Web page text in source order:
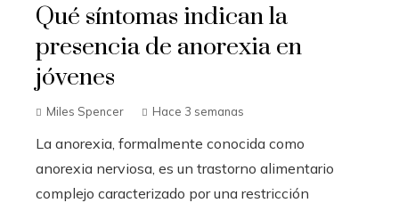
Qué síntomas indican la
presencia de anorexia en
jóvenes
Miles Spencer Hace 3 semanas
La anorexia, formalmente conocida como
anorexia nerviosa, es un trastorno alimentario
complejo caracterizado por una restricción